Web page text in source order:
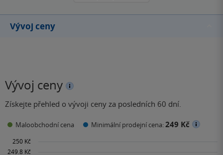
Vývoj ceny
Vývoj ceny
Získejte přehled o vývoji ceny za posledních 60 dní.
Maloobchodní cena Minimální prodejní cena:249 Kč